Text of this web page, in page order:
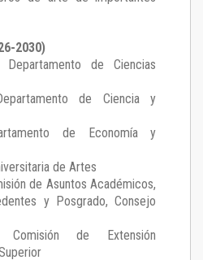
2030)
de Ciencias
de Ciencia y
de Economía y
de Artes
de Asuntos Académicos,
y Posgrado, Consejo
de Extensión